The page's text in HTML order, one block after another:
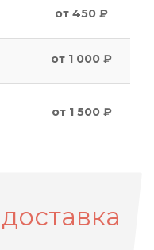
от 450 ₽
от 1 000 ₽
от 1 500 ₽
доставка